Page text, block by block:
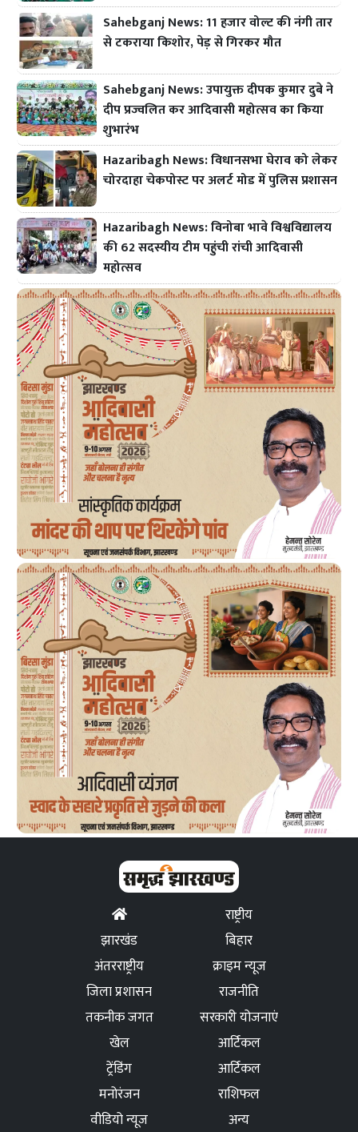
Sahebganj News: 11 हजार वोल्ट की नंगी तार
से टकराया किशोर, पेड़ से गिरकर मौत
Sahebganj News: उपायुक्त दीपक कुमार दुबे ने
दीप प्रज्वलित कर आदिवासी महोत्सव का किया
शुभारंभ
Hazaribagh News: विधानसभा घेराव को लेकर
चोरदाहा चेकपोस्ट पर अलर्ट मोड में पुलिस प्रशासन
Hazaribagh News: विनोबा भावे विश्वविद्यालय
की 62 सदस्यीय टीम पहुंची रांची आदिवासी
महोत्सव
राष्ट्रीय
झारखंड
बिहार
अंतरराष्ट्रीय
क्राइम न्यूज
जिला प्रशासन
राजनीति
तकनीक जगत
सरकारी योजनाएं
खेल
आर्टिकल
ट्रेंडिंग
आर्टिकल
मनोरंजन
राशिफल
वीडियो न्यूज
अन्य